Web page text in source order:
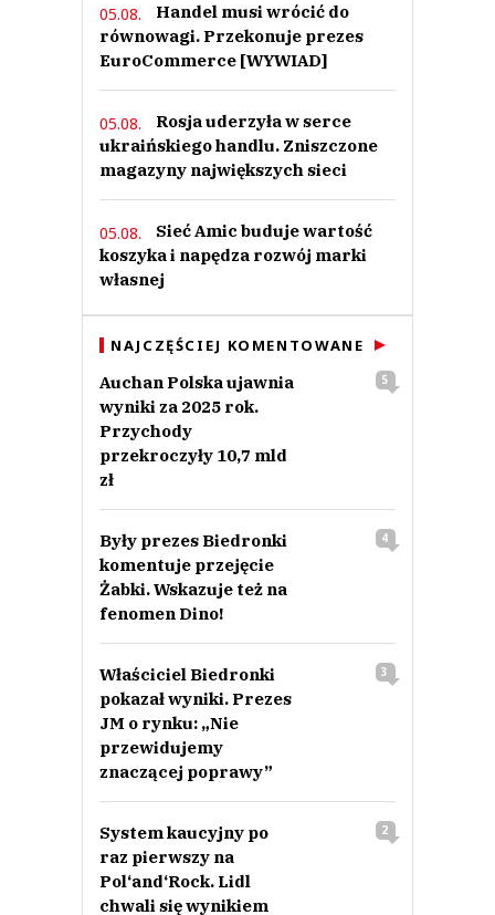
05.08.
Handel musi wrócić do
równowagi. Przekonuje prezes
EuroCommerce [WYWIAD]
05.08.
Rosja uderzyła w serce
ukraińskiego handlu. Zniszczone
magazyny największych sieci
05.08.
Sieć Amic buduje wartość
koszyka i napędza rozwój marki
własnej
NAJCZĘŚCIEJ KOMENTOWANE
Auchan Polska ujawnia
wyniki za 2025 rok.
Przychody
przekroczyły 10,7 mld
zł
5
Były prezes Biedronki
komentuje przejęcie
Żabki. Wskazuje też na
fenomen Dino!
4
Właściciel Biedronki
pokazał wyniki. Prezes
JM o rynku: „Nie
przewidujemy
znaczącej poprawy”
3
System kaucyjny po
raz pierwszy na
Pol‘and‘Rock. Lidl
chwali się wynikiem
2